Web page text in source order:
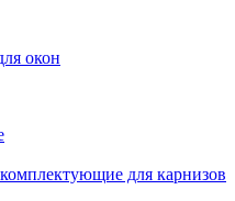
окон
для карнизов